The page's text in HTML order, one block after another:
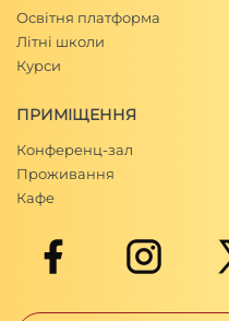
Освітня платформа
Літні школи
Курси
ПРИМІЩЕННЯ
Конференц-зал
Проживання
Кафе